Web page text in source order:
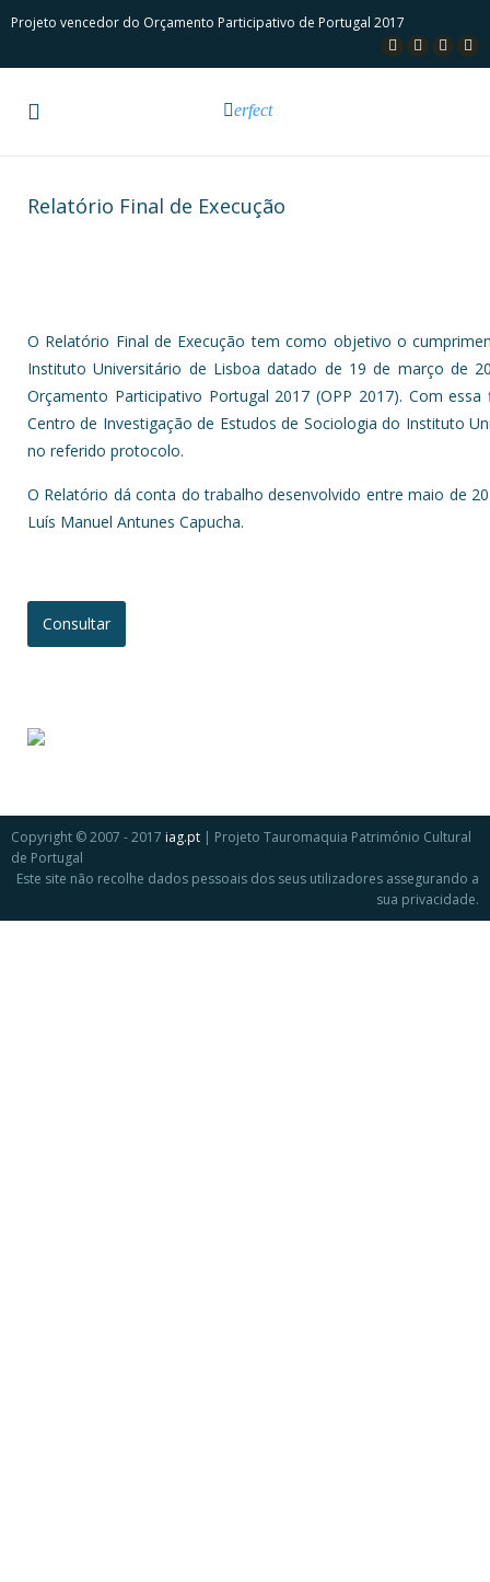
Projeto vencedor do Orçamento Participativo de Portugal 2017
erfect
Relatório Final de Execução
O Relatório Final de Execução tem como objetivo o
Instituto Universitário de Lisboa datado de 19 de março de
Orçamento Participativo Portugal 2017 (OPP 2017). Com
Centro de Investigação de Estudos de Sociologia do Instituto
no referido protocolo.
O Relatório dá conta do trabalho desenvolvido entre maio de
Luís Manuel Antunes Capucha.
Consultar
Copyright © 2007 - 2017 iag.pt | Projeto Tauromaquia Património Cultural
de Portugal
Este site não recolhe dados pessoais dos seus utilizadores assegurando a
sua privacidade.